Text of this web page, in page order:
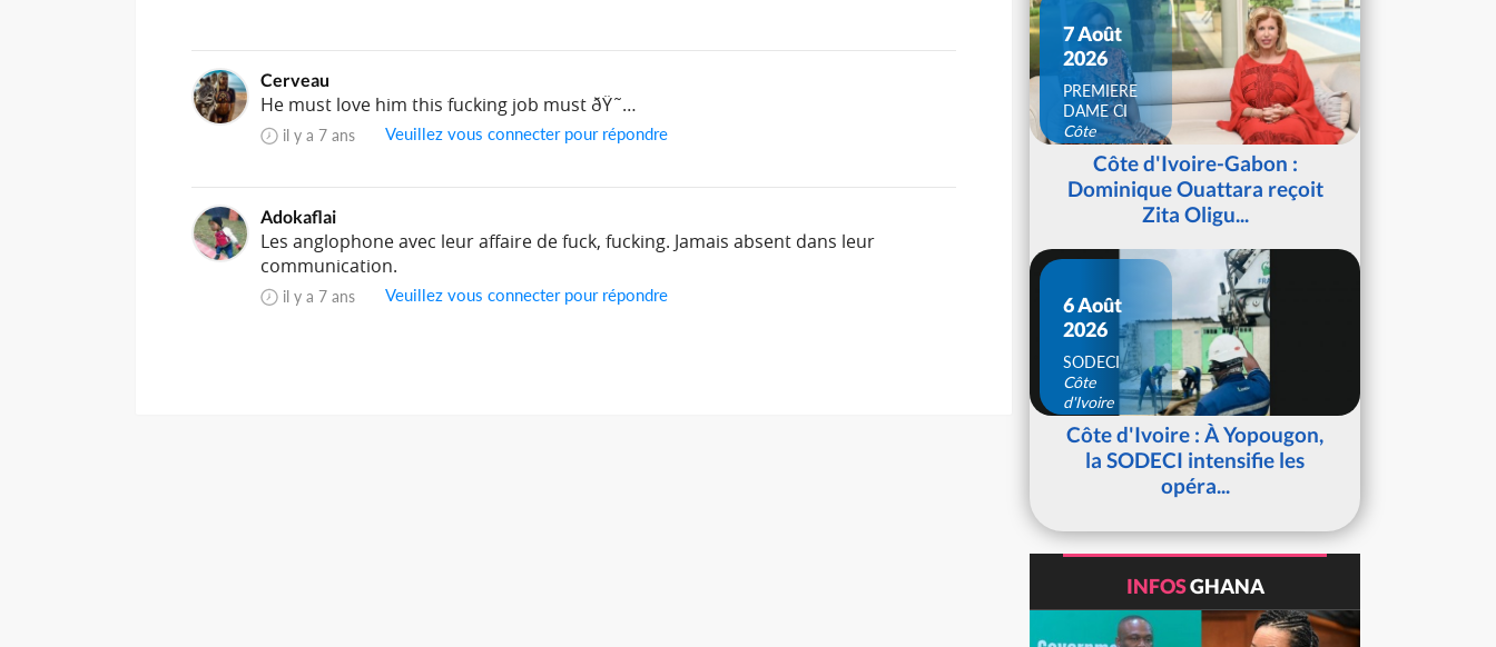
Cerveau
He must love him this fucking job must ðŸ˜…
il y a 7 ans Veuillez vous connecter pour répondre
Adokaflai
Les anglophone avec leur affaire de fuck, fucking. Jamais absent dans leur
communication.
il y a 7 ans Veuillez vous connecter pour répondre
7 Août
2026
PREMIERE
DAME CI
Côte
d'IvoireCôte d'Ivoire-Gabon :
Dominique Ouattara reçoit
Zita Oligu...
6 Août
2026
SODECI
Côte
d'Ivoire
Côte d'Ivoire : À Yopougon,
la SODECI intensifie les
opéra...
INFOSGHANA